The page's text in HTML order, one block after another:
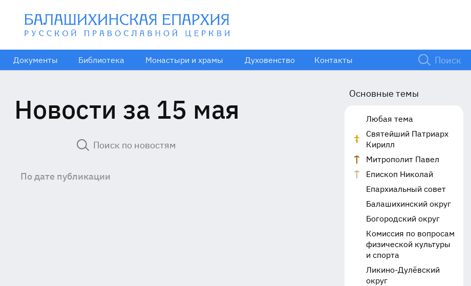
Документы Библиотека Монастыри и храмы Духовенство Контакты
Новости за 15 мая
По дате публикации
Основные темы
Любая тема
Святейший Патриарх
Кирилл
Митрополит Павел
Епископ Николай
Епархиальный совет
Балашихинский округ
Богородский округ
Комиссия по вопросам
физической культуры
и спорта
Ликино-Дулёвский
округ